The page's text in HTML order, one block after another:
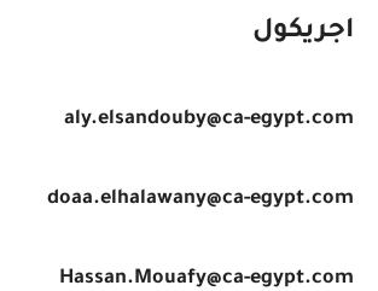
اجريكول
aly.elsandouby@ca-egypt.com
doaa.elhalawany@ca-egypt.com
Hassan.Mouafy@ca-egypt.com